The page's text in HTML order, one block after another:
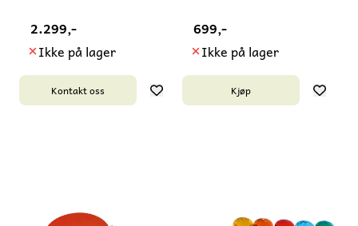
2.299,-
Ikke på lager
Kontakt oss
699,-
Ikke på lager
Kjøp